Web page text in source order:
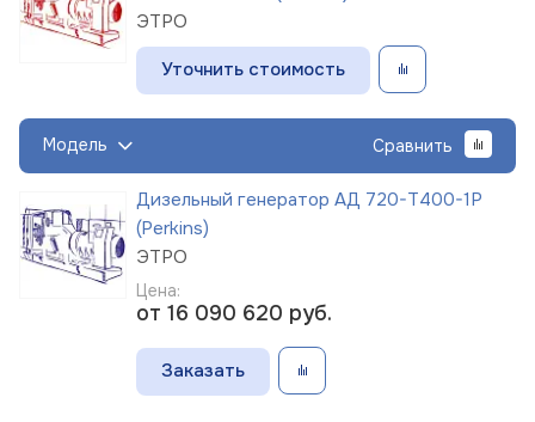
ЭТРО
Уточнить стоимость
Модель Сравнить
Дизельный генератор АД 720-Т400-1Р
(Perkins)
ЭТРО
Цена:
от 16 090 620 руб.
Заказать